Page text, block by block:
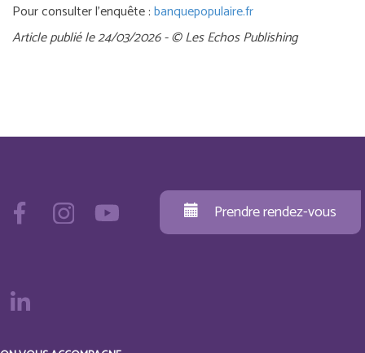
Pour consulter l’enquête :banquepopulaire.fr
Article publié le 24/03/2026 - © Les Echos Publishing
Prendre rendez-vous